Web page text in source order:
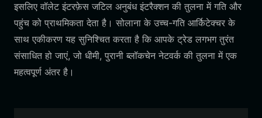
इसलिए वॉलेट इंटरफ़ेस जटिल अनुबंध इंटरैक्शन की तुलना में गति और
पहुंच को प्राथमिकता देता है। सोलाना के उच्च-गति आर्किटेक्चर के
साथ एकीकरण यह सुनिश्चित करता है कि आपके ट्रेड लगभग तुरंत
संसाधित हो जाएं, जो धीमी, पुरानी ब्लॉकचेन नेटवर्क की तुलना में एक
महत्वपूर्ण अंतर है।